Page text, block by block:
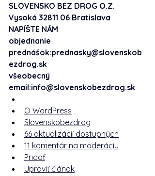
SLOVENSKO BEZ DROG O.Z.
Vysoká 32811 06 Bratislava
NAPÍŠTE NÁM
objednanie
prednášok:prednasky@slovenskob
ezdrog.sk
všeobecný
email:info@slovenskobezdrog.sk
O WordPress
Slovenskobezdrog
66 aktualizácií dostupných
11 komentár na moderáciu
Pridať
Upraviť článok